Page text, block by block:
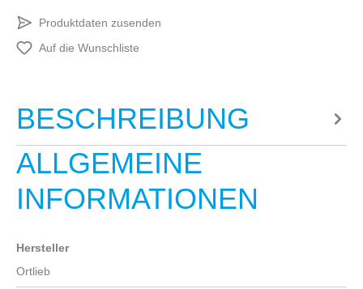
Produktdaten zusenden
Auf die Wunschliste
BESCHREIBUNG
ALLGEMEINE
INFORMATIONEN
Hersteller
Ortlieb